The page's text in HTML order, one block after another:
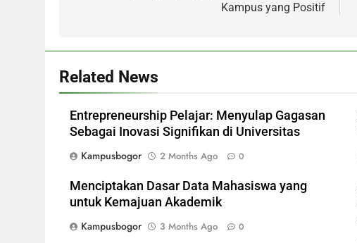
Kampus yang Positif
Related News
Entrepreneurship Pelajar: Menyulap Gagasan
Sebagai Inovasi Signifikan di Universitas
Kampusbogor
2 Months Ago 0
Menciptakan Dasar Data Mahasiswa yang
untuk Kemajuan Akademik
Kampusbogor
3 Months Ago 0